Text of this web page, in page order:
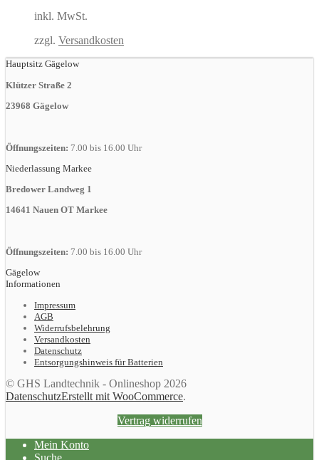
inkl. MwSt.
zzgl. Versandkosten
Hauptsitz Gägelow
Klützer Straße 2
23968 Gägelow
Öffnungszeiten: 7.00 bis 16.00 Uhr
Niederlassung Markee
Bredower Landweg 1
14641 Nauen OT Markee
Öffnungszeiten: 7.00 bis 16.00 Uhr
Gägelow
Informationen
Impressum
AGB
Widerrufsbelehrung
Versandkosten
Datenschutz
Entsorgungshinweis für Batterien
© GHS Landtechnik - Onlineshop 2026
DatenschutzErstellt mit WooCommerce.
Vertrag widerrufen
Mein Konto